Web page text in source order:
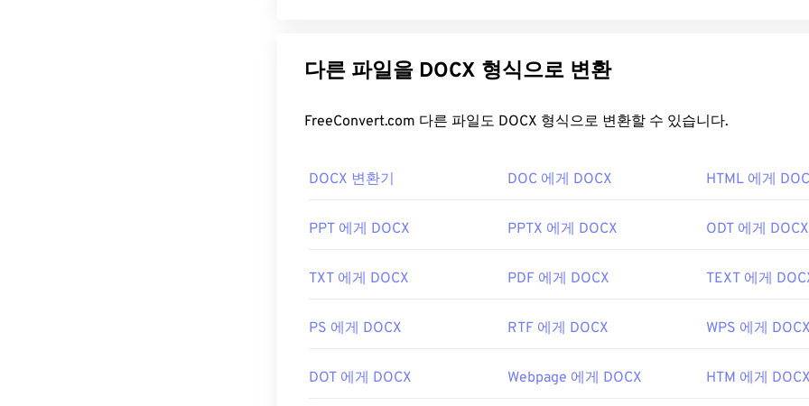
다른 파일을 DOCX 형식으로 변환
FreeConvert.com 다른 파일도 DOCX 형식으로 변환할 수 있습니다.
DOCX 변환기 DOC 에게 DOCX HTML 에게
PPT 에게 DOCX PPTX 에게 DOCX ODT 에게 DOCX
TXT 에게 DOCX PDF 에게 DOCX TEXT 에게
PS 에게 DOCX RTF 에게 DOCX WPS 에게 DOCX
DOT 에게 DOCX Webpage 에게 DOCX HTM 에게 DOCX